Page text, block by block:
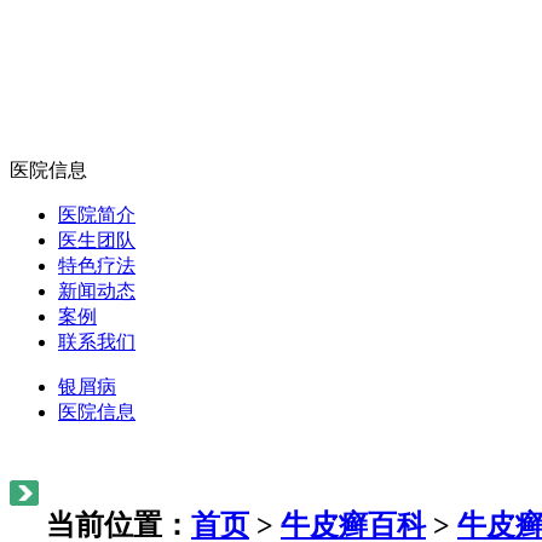
医院信息
医院简介
医生团队
特色疗法
新闻动态
案例
联系我们
银屑病
医院信息
当前位置： 首页 > 牛皮癣百科> 牛皮